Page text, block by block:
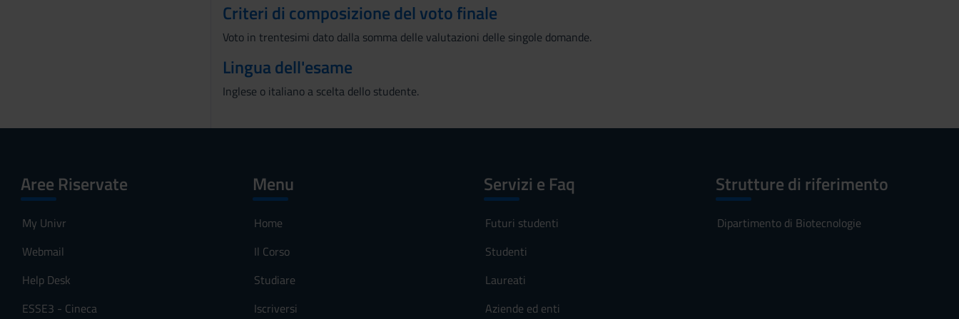
Criteri di composizione del voto finale
Voto in trentesimi dato dalla somma delle valutazioni delle singole domande.
Lingua dell'esame
Inglese o italiano a scelta dello studente.
Aree Riservate
My Univr
Webmail
Help Desk
ESSE3 - Cineca
Menu
Home
Il Corso
Studiare
Iscriversi
Servizi e Faq
Futuri studenti
Studenti
Laureati
Aziende ed enti
Strutture di riferimento
Dipartimento di Biotecnologie